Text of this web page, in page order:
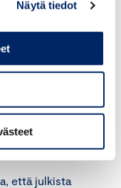
Näytä tiedot
jos kampanja on
(esimerkiksi
2005, MEN 3/2007
4 artiklan 1
sukupuoleen
että julkista